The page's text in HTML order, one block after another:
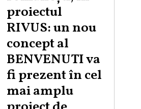
proiectul
RIVUS: un nou
concept al
BENVENUTI va
fi prezent în cel
mai amplu